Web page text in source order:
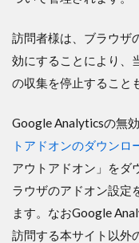
訪問者様は、ブラウザ
効にすることにより、
の収集を停止すること
Google Analyticsの無効
トアドオンのダウンロ
アウトアドオン」をダ
ラウザのアドオン設定
ます。なおGoogle
訪問する本サイト以外